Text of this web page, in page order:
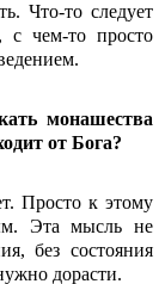
Что-то следует
с чем-то просто
монашества
от Бога?
Просто к этому
Эта мысль не
без состояния
дорасти.